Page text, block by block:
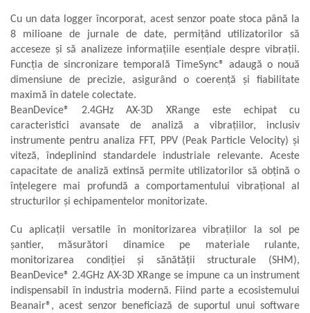
Cu un data logger încorporat, acest senzor poate stoca până la
8 milioane de jurnale de date, permițând utilizatorilor să
acceseze și să analizeze informațiile esențiale despre vibrații.
Funcția de sincronizare temporală TimeSync® adaugă o nouă
dimensiune de precizie, asigurând o coerență și fiabilitate
maximă în datele colectate.
BeanDevice® 2.4GHz AX-3D XRange este echipat cu
caracteristici avansate de analiză a vibrațiilor, inclusiv
instrumente pentru analiza FFT, PPV (Peak Particle Velocity) și
viteză, îndeplinind standardele industriale relevante. Aceste
capacitate de analiză extinsă permite utilizatorilor să obțină o
înțelegere mai profundă a comportamentului vibrațional al
structurilor și echipamentelor monitorizate.
Cu aplicații versatile în monitorizarea vibrațiilor la sol pe
șantier, măsurători dinamice pe materiale rulante,
monitorizarea condiției și sănătății structurale (SHM),
BeanDevice® 2.4GHz AX-3D XRange se impune ca un instrument
indispensabil în industria modernă. Fiind parte a ecosistemului
Beanair®, acest senzor beneficiază de suportul unui software